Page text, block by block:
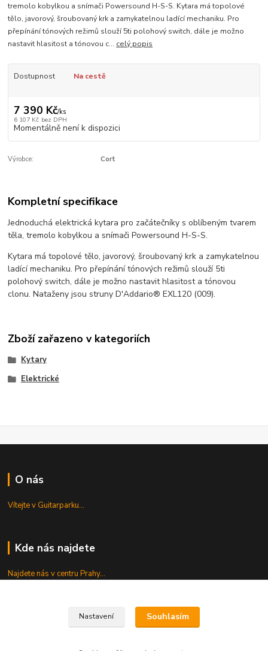
tremolo kobylkou a snímači Powersound H-S-S. Kytara má topolové
tělo, javorový, šroubovaný krk a zamykatelnou ladící mechaniku. Pro
přepínání tónových režimů slouží 5ti polohový switch, dále je možno
nastavit hlasitost a tónovou c... celý popis
Dostupnost Na cestě
7 390 Kč/ks
6 107 Kč bez DPH
Momentálně není k dispozici
Výrobce: Cort
Kompletní specifikace
Jednoduchá elektrická kytara pro začátečníky s oblíbeným tvarem
těla, tremolo kobylkou a snímači Powersound H-S-S.
Kytara má topolové tělo, javorový, šroubovaný krk a zamykatelnou
ladící mechaniku. Pro přepínání tónových režimů slouží 5ti
polohový switch, dále je možno nastavit hlasitost a tónovou
clonu. Nataženy jsou struny D'Addario® EXL120 (009).
Zboží zařazeno v kategoriích
Kytary
Elektrické
O nás
Vítejte v Guitarparku...
Kde nás najdete
Najdete nás v centru Prahy...
Nastavení Souhlasím